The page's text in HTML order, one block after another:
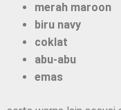
merah maroon
biru navy
coklat
abu-abu
emas